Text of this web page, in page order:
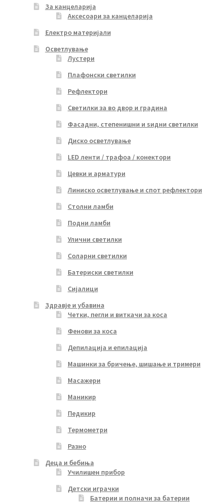
За канцеларија
Аксесоари за канцеларија
Електро материјали
Осветлување
Лустери
Плафонски светилки
Рефлектори
Светилки за во двор и градина
Фасадни, степенишни и ѕидни светилки
Диско осветлување
LED ленти / трафоа / конектори
Цевки и арматури
Линиско осветлување и спот рефлектори
Столни ламби
Подни ламби
Улични светилки
Соларни светилки
Батериски светилки
Сијалици
Здравје и убавина
Четки, пегли и виткачи за коса
Фенови за коса
Депилација и епилација
Машинки за бричење, шишање и тримери
Масажери
Маникир
Педикир
Термометри
Разно
Деца и бебиња
Училишен прибор
Детски играчки
Батерии и полначи за батерии